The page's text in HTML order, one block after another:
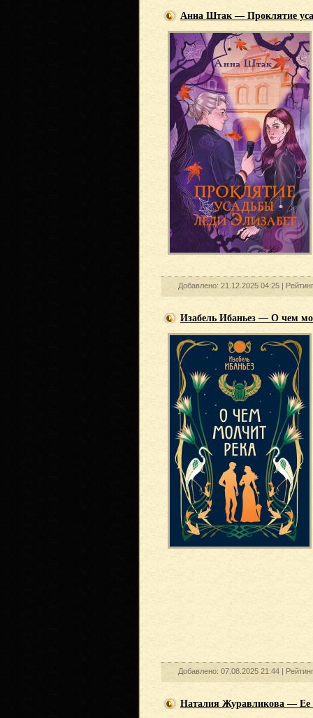
Анна Штак — Проклятие
Добавлено: 21.12.2025 04:25 |
Изабель Ибаньез — О чем
Добавлено: 07.08.2025 21:44 |
Наталия Журавликова — Ее